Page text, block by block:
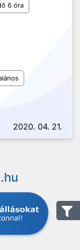
6 óra
2020. 04. 21.